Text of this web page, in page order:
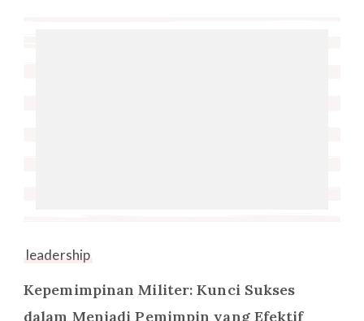
leadership
Kepemimpinan Militer: Kunci Sukses
dalam Menjadi Pemimpin yang Efektif